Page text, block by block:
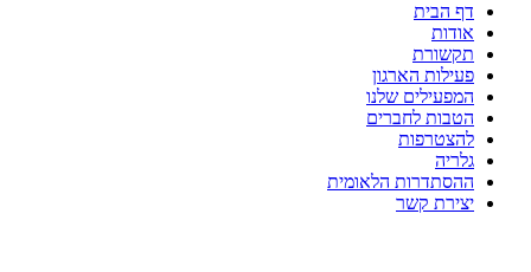
דף הבית
אודות
תקשורת
פעילות הארגון
המפעילים שלנו
הטבות לחברים
להצטרפות
גלריה
ההסתדרות הלאומית
יצירת קשר